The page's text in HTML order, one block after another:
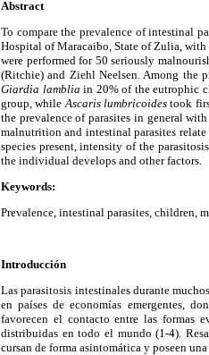
Abstract
To compare the prevalence of intestinal
Hospital of Maracaibo, State of Zulia,
were performed for 50 seriously
(Ritchie) and Ziehl Neelsen. Among the
Giardia lamblia in 20% of the eutrophic
group, whileAscaris lumbricoides took
the prevalence of parasites in general
malnutrition and intestinal parasites
species present, intensity of the
the individual develops and other factors.
Keywords:
Prevalence, intestinal parasites, children,
Introducción
Las parasitosis intestinales durante
en países de economías emergentes,
favorecen el contacto entre las formas
distribuidas en todo el mundo (1-4).
cursan de forma asintomática y poseen